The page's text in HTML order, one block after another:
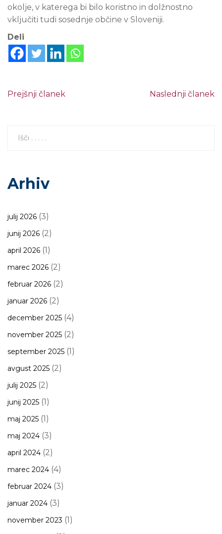
okolje, v katerega bi bilo koristno in dolžnostno
vključiti tudi sosednje občine v Sloveniji.
Deli
Prejšnji članek Naslednji članek
Arhiv
julij 2026 (3)
junij 2026 (2)
april 2026 (1)
marec 2026 (2)
februar 2026 (2)
januar 2026 (2)
december 2025 (4)
november 2025 (2)
september 2025 (1)
avgust 2025 (2)
julij 2025 (2)
junij 2025 (1)
maj 2025 (1)
maj 2024 (3)
april 2024 (2)
marec 2024 (4)
februar 2024 (3)
januar 2024 (3)
november 2023 (1)